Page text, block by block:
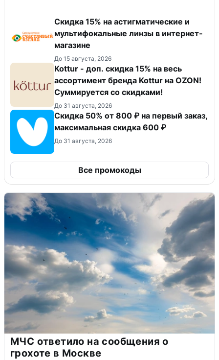
Скидка 15% на астигматические и
мультифокальные линзы в интернет-
магазине
До 15 августа, 2026
Kottur - доп. скидка 15% на весь
ассортимент бренда Kottur на OZON!
Суммируется со скидками!
До 31 августа, 2026
Скидка 50% от 800 ₽ на первый заказ,
максимальная скидка 600 ₽
До 31 августа, 2026
Все промокоды
МЧС ответило на сообщения о
грохоте в Москве